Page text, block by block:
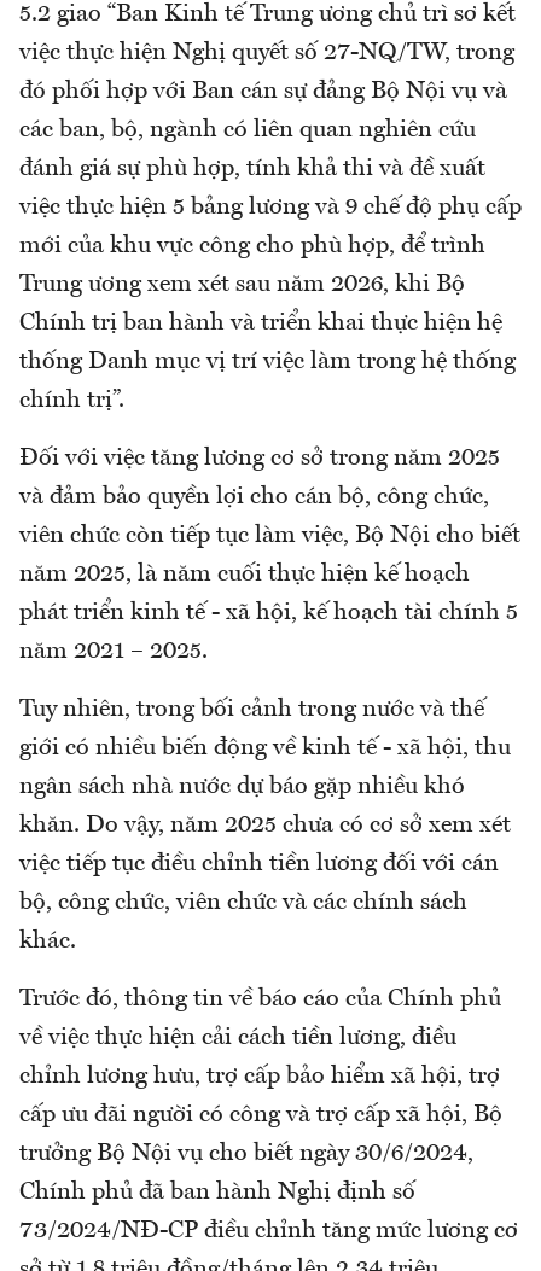
5.2 giao “Ban Kinh tế Trung ương chủ trì sơ kết
việc thực hiện Nghị quyết số 27-NQ/TW, trong
đó phối hợp với Ban cán sự đảng Bộ Nội vụ và
các ban, bộ, ngành có liên quan nghiên cứu
đánh giá sự phù hợp, tính khả thi và đề xuất
việc thực hiện 5 bảng lương và 9 chế độ phụ cấp
mới của khu vực công cho phù hợp, để trình
Trung ương xem xét sau năm 2026, khi Bộ
Chính trị ban hành và triển khai thực hiện hệ
thống Danh mục vị trí việc làm trong hệ thống
chính trị”.
Đối với việc tăng lương cơ sở trong năm 2025
và đảm bảo quyền lợi cho cán bộ, công chức,
viên chức còn tiếp tục làm việc, Bộ Nội cho biết
năm 2025, là năm cuối thực hiện kế hoạch
phát triển kinh tế - xã hội, kế hoạch tài chính 5
năm 2021 – 2025.
Tuy nhiên, trong bối cảnh trong nước và thế
giới có nhiều biến động về kinh tế - xã hội, thu
ngân sách nhà nước dự báo gặp nhiều khó
khăn. Do vậy, năm 2025 chưa có cơ sở xem xét
việc tiếp tục điều chỉnh tiền lương đối với cán
bộ, công chức, viên chức và các chính sách
khác.
Trước đó, thông tin về báo cáo của Chính phủ
về việc thực hiện cải cách tiền lương, điều
chỉnh lương hưu, trợ cấp bảo hiểm xã hội, trợ
cấp ưu đãi người có công và trợ cấp xã hội, Bộ
trưởng Bộ Nội vụ cho biết ngày 30/6/2024,
Chính phủ đã ban hành Nghị định số
73/2024/NĐ-CP điều chỉnh tăng mức lương cơ